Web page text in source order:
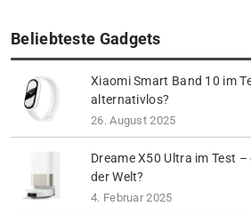
Beliebteste Gadgets
Xiaomi Smart Band 10 im
alternativlos?
26. August 2025
Dreame X50 Ultra im Test
der Welt?
4. Februar 2025